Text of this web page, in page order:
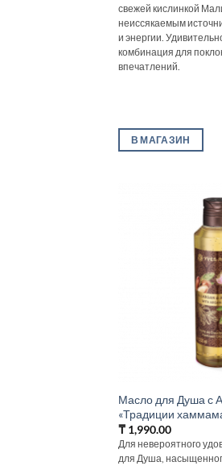
свежей кислинкой
неиссякаемым
и энергии.
комбинация для
впечатлений.
В МАГАЗИН
Масло для Душа с
«Традиции
₸1,990.00
Для невероятного
для Душа,